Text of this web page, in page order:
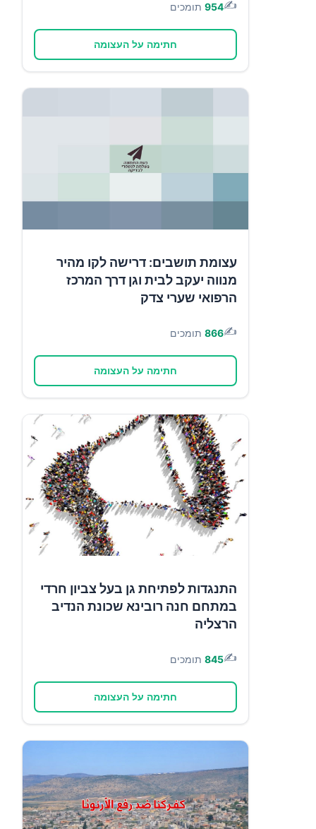
✍️
954 תומכים
חתימה על העצומה
עצומת תושבים: דרישה לקו מהיר
מנווה יעקב לבית וגן דרך המרכז
הרפואי שערי צדק
✍️
866 תומכים
חתימה על העצומה
התנגדות לפתיחת גן בעל צביון חרדי
במתחם חנה רובינא שכונת הנדיב
הרצליה
✍️
845 תומכים
חתימה על העצומה